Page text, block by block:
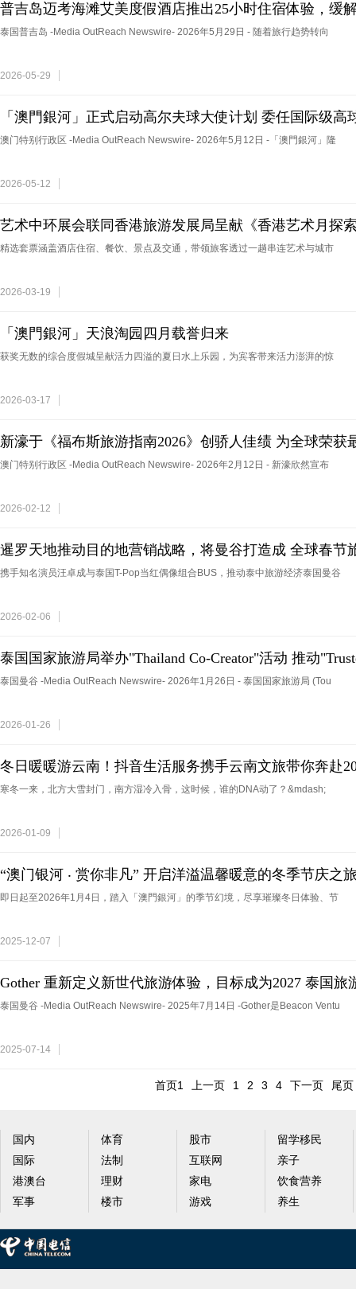
普吉岛迈考海滩艾美度假酒店推出25小时住宿体验，缓
泰国普吉岛 -Media OutReach Newswire- 2026年5月29日 - 随着旅行趋势转向
2026-05-29
「澳門銀河」正式启动高尔夫球大使计划 委任国际级
章
澳门特别行政区 -Media OutReach Newswire- 2026年5月12日 -「澳門銀河」隆
2026-05-12
艺术中环展会联同香港旅游发展局呈献《香港艺术月探
验套票 相约旅客于香港艺术月 展开连结艺术与城市的文
精选套票涵盖酒店住宿、餐饮、景点及交通，带领旅客透过一趟串连艺术与城市
2026-03-19
「澳門銀河」天浪淘园四月载誉归来
获奖无数的综合度假城呈献活力四溢的夏日水上乐园，为宾客带来活力澎湃的惊
2026-03-17
新濠于《福布斯旅游指南2026》创骄人佳绩 为全球荣获
村营运商
澳门特别行政区 -Media OutReach Newswire- 2026年2月12日 - 新濠欣然宣布
2026-02-12
暹罗天地推动目的地营销战略，将曼谷打造成 全球春节
携手知名演员汪卓成与泰国T-Pop当红偶像组合BUS，推动泰中旅游经济泰国曼谷
2026-02-06
泰国国家旅游局举办"Thailand Co-Creator"活动 推动
泰国高品质休闲旅游目的地定位
泰国曼谷 -Media OutReach Newswire- 2026年1月26日 - 泰国国家旅游局 (Tou
2026-01-26
冬日暖暖游云南！抖音生活服务携手云南文旅带你奔赴
寒冬一来，北方大雪封门，南方湿冷入骨，这时候，谁的DNA动了？&mdash;
2026-01-09
“澳门银河 ‧ 赏你非凡” 开启洋溢温馨暖意的冬季节庆之
即日起至2026年1月4日，踏入「澳門銀河」的季节幻境，尽享璀璨冬日体验、节
2025-12-07
Gother 重新定义新世代旅游体验，目标成为2027 泰国旅
泰国曼谷 -Media OutReach Newswire- 2025年7月14日 -Gother是Beacon Ventu
2025-07-14
首页1 上一页 1 2 3 4 下一页 尾页
国内
国际
港澳台
军事
体育
法制
理财
楼市
股市
互联网
家电
游戏
留学移民
亲子
饮食营养
养生